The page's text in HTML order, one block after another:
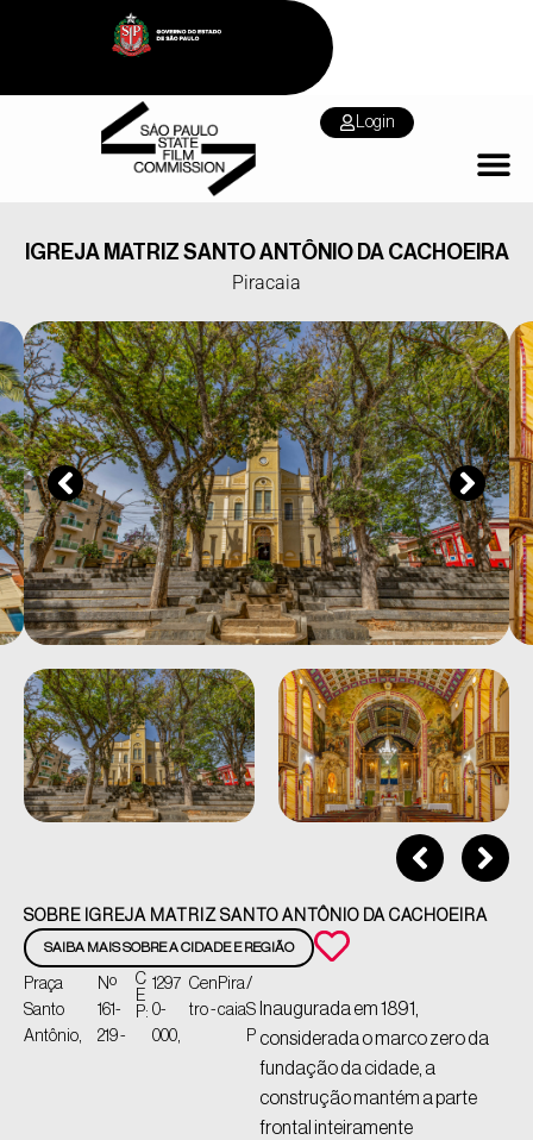
Login
IGREJA MATRIZ SANTO ANTÔNIO DA CACHOEIRA
Piracaia
SOBRE IGREJA MATRIZ SANTO ANTÔNIO DA CACHOEIRA
SAIBA MAIS SOBRE A CIDADE E REGIÃO
Praça
Santo
Antônio,
Nº
161-
219 -
C
E
P:
1297
0-
000,
Cen
tro -
Pira
caia
/
S
P
Inaugurada em 1891,
considerada o marco zero da
fundação da cidade, a
construção mantém a parte
frontal inteiramente